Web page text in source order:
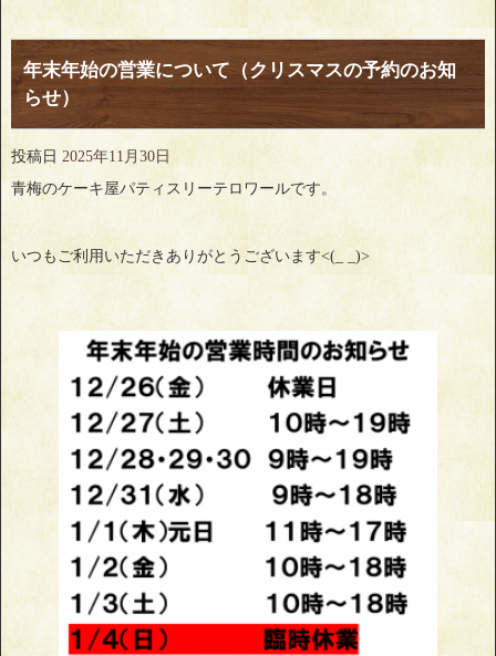
年末年始の営業について（クリスマスの予約のお知
らせ）
投稿日 2025年11月30日
青梅のケーキ屋パティスリーテロワールです。
いつもご利用いただきありがとうございます<(_ _)>